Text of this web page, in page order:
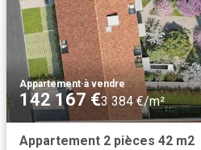
Appartement·à vendre
142 167 €3 384 €/m²
Appartement 2 pièces 42 m2